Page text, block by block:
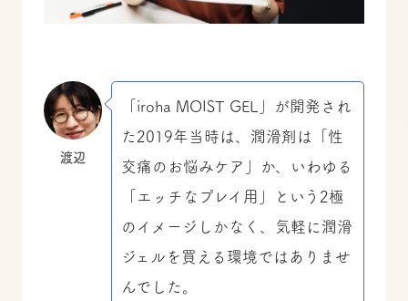
渡辺
「iroha MOIST GEL」が開発され
た2019年当時は、潤滑剤は「性
交痛のお悩みケア」か、いわゆる
「エッチなプレイ用」という2極
のイメージしかなく、気軽に潤滑
ジェルを買える環境ではありませ
んでした。